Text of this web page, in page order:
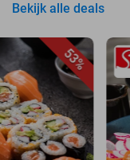
Bekijk alle deals
53%